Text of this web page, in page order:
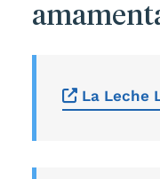
La Leche